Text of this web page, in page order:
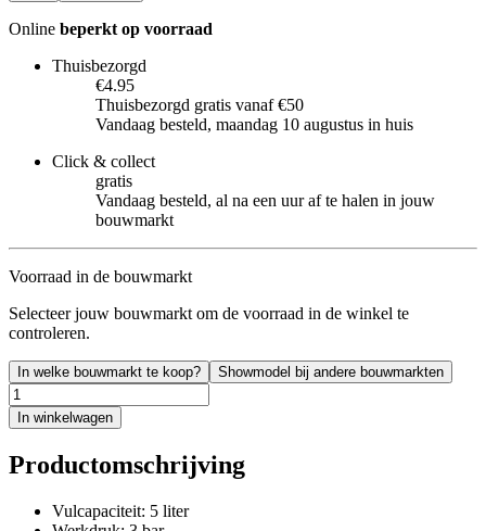
Online beperkt op voorraad
Thuisbezorgd
€4.95
Thuisbezorgd gratis vanaf €50
Vandaag besteld, maandag 10 augustus in huis
Click & collect
gratis
Vandaag besteld, al na een uur af te halen in jouw
bouwmarkt
Voorraad in de bouwmarkt
Selecteer jouw bouwmarkt om de voorraad in de winkel te
controleren.
In welke bouwmarkt te koop? Showmodel bij andere bouwmarkten
In winkelwagen
Productomschrijving
Vulcapaciteit: 5 liter